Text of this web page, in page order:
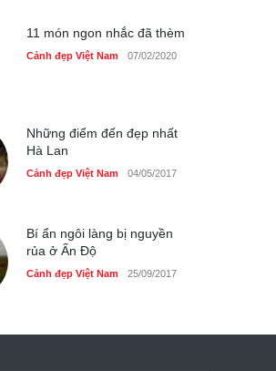
11 món ngon nhắc đã thèm
Cảnh đẹp Việt Nam 07/02/2020
Những điểm đến đẹp nhất
Hà Lan
Cảnh đẹp Việt Nam 04/05/2017
Bí ẩn ngôi làng bị nguyền
rủa ở Ấn Độ
Cảnh đẹp Việt Nam 25/09/2017